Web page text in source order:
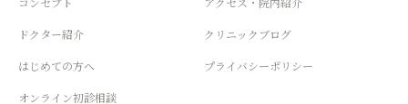
ドクター紹介
はじめての方へ
オンライン初診相談
クリニックブログ
プライバシーポリシー